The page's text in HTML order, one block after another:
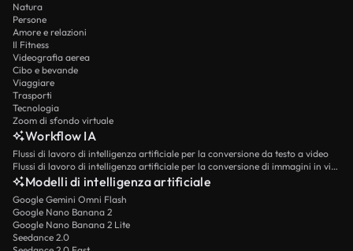
Natura
Persone
Amore e relazioni
Il Fitness
Videografia aerea
Cibo e bevande
Viaggiare
Trasporti
Tecnologia
Zoom di sfondo virtuale
Workflow IA
Flussi di lavoro di intelligenza artificiale per la conversione da testo a video
Flussi di lavoro di intelligenza artificiale per la conversione di immagini in video
Modelli di intelligenza artificiale
Google Gemini Omni Flash
Google Nano Banana 2
Google Nano Banana 2 Lite
Seedance 2.0